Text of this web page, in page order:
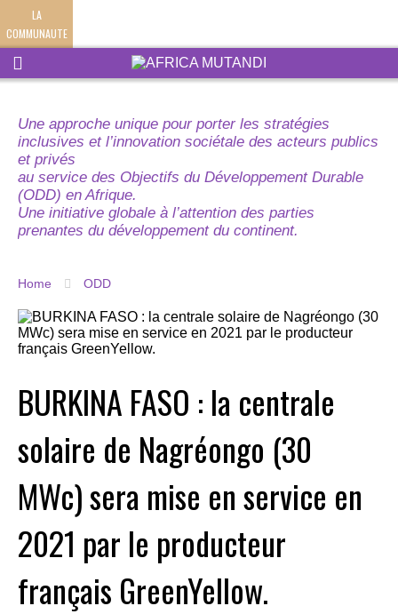
LA
COMMUNAUTE
Une approche unique pour porter les stratégies
inclusives et l’innovation sociétale des acteurs publics
et privés
au service des Objectifs du Développement Durable
(ODD) en Afrique.
Une initiative globale à l’attention des parties
prenantes du développement du continent.
Home ODD
BURKINA FASO : la centrale
solaire de Nagréongo (30
MWc) sera mise en service en
2021 par le producteur
français GreenYellow.